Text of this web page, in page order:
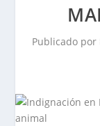
Publicado por